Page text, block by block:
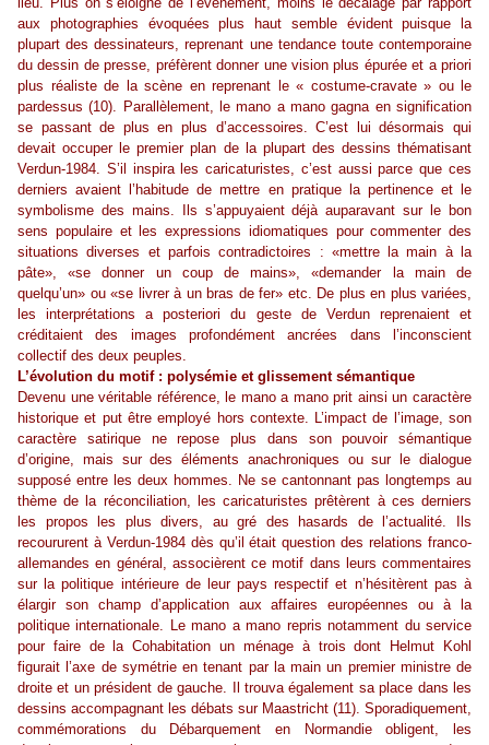
aux photographies évoquées plus haut semble évident puisque la
plupart des dessinateurs, reprenant une tendance toute contemporaine
du dessin de presse, préfèrent donner une vision plus épurée et a priori
plus réaliste de la scène en reprenant le « costume-cravate » ou le
pardessus (10). Parallèlement, le mano a mano gagna en signification
se passant de plus en plus d’accessoires. C’est lui désormais qui
devait occuper le premier plan de la plupart des dessins thématisant
Verdun-1984. S’il inspira les caricaturistes, c’est aussi parce que ces
derniers avaient l’habitude de mettre en pratique la pertinence et le
symbolisme des mains. Ils s’appuyaient déjà auparavant sur le bon
sens populaire et les expressions idiomatiques pour commenter des
situations diverses et parfois contradictoires : «mettre la main à la
pâte», «se donner un coup de mains», «demander la main de
quelqu’un» ou «se livrer à un bras de fer» etc. De plus en plus variées,
les interprétations a posteriori du geste de Verdun reprenaient et
créditaient des images profondément ancrées dans l’inconscient
collectif des deux peuples.
L’évolution du motif : polysémie et glissement sémantique
Devenu une véritable référence, le mano a mano prit ainsi un caractère
historique et put être employé hors contexte. L’impact de l’image, son
caractère satirique ne repose plus dans son pouvoir sémantique
d’origine, mais sur des éléments anachroniques ou sur le dialogue
supposé entre les deux hommes. Ne se cantonnant pas longtemps au
thème de la réconciliation, les caricaturistes prêtèrent à ces derniers
les propos les plus divers, au gré des hasards de l’actualité. Ils
recoururent à Verdun-1984 dès qu’il était question des relations franco-
allemandes en général, associèrent ce motif dans leurs commentaires
sur la politique intérieure de leur pays respectif et n’hésitèrent pas à
élargir son champ d’application aux affaires européennes ou à la
politique internationale. Le mano a mano repris notamment du service
pour faire de la Cohabitation un ménage à trois dont Helmut Kohl
figurait l’axe de symétrie en tenant par la main un premier ministre de
droite et un président de gauche. Il trouva également sa place dans les
dessins accompagnant les débats sur Maastricht (11). Sporadiquement,
commémorations du Débarquement en Normandie obligent, les